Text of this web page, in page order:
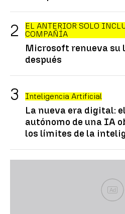
EL ANTERIOR SOLO
COMPAÑÍA
Microsoft renueva su
después
Inteligencia Artificial
La nueva era digital:
autónomo de una IA
los límites de la
Ad